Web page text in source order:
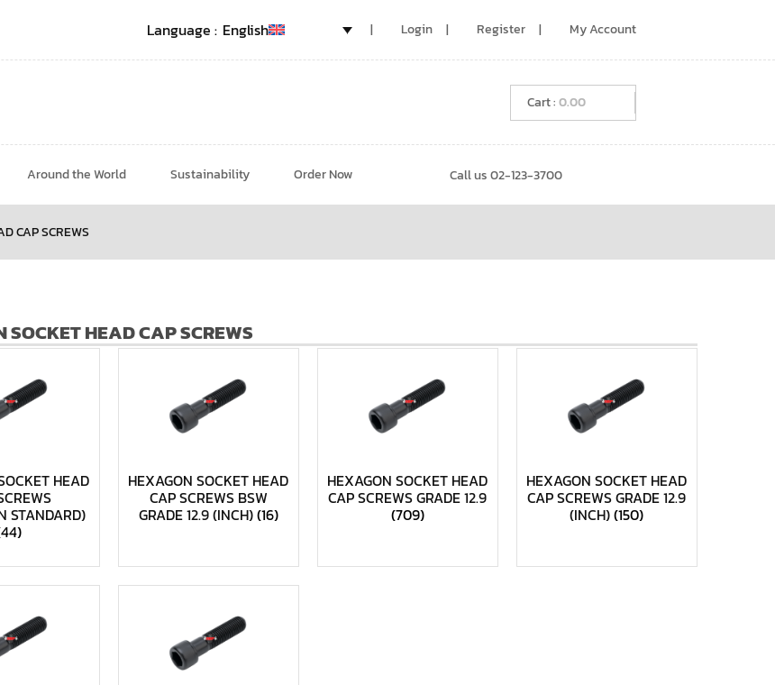
English Login Register My Account
0.00
Around the World Sustainability Order Now Call us 02-123-3700
CAP SCREWS
SOCKET HEAD CAP SCREWS
HEAD
STANDARD)
HEXAGON SOCKET HEAD
CAP SCREWS BSW
GRADE 12.9 (INCH)(16)
HEXAGON SOCKET HEAD
CAP SCREWS GRADE 12.9
(709)
HEXAGON SOCKET HEAD
CAP SCREWS GRADE 12.9
(INCH)(150)